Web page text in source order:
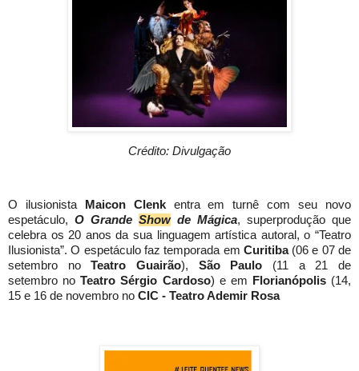
Crédito: Divulgação
O ilusionistaMaicon Clenk entra em turnê com seu novo
espetáculo, O Grande Showde Mágica, superprodução que
celebra os 20 anos da sua linguagem artística autoral, o “Teatro
Ilusionista”. O espetáculo faz temporada em Curitiba(06 e 07 de
setembro noTeatro Guairão), São Paulo (11 a 21 de
setembro noTeatro Sérgio Cardoso) e em Florianópolis(14,
15 e 16 de novembro no CIC - Teatro Ademir Rosa